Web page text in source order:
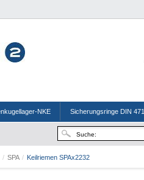
NKE Sicherungsringe DIN 471
/ SPA / Keilriemen SPAx2232